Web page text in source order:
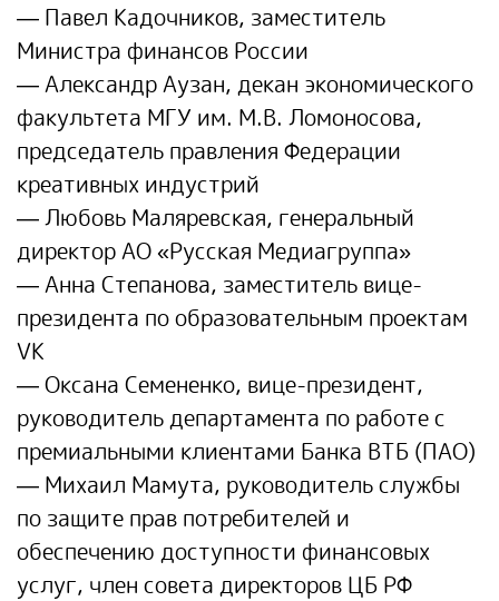
— Павел Кадочников, заместитель
Министра финансов России
— Александр Аузан, декан экономического
факультета МГУ им. М.В. Ломоносова,
председатель правления Федерации
креативных индустрий
— Любовь Маляревская, генеральный
директор АО «Русская Медиагруппа»
— Анна Степанова, заместитель вице-
президента по образовательным проектам
VK
— Оксана Семененко, вице-президент,
руководитель департамента по работе с
премиальными клиентами Банка ВТБ (ПАО)
— Михаил Мамута, руководитель службы
по защите прав потребителей и
обеспечению доступности финансовых
услуг, член совета директоров ЦБ РФ